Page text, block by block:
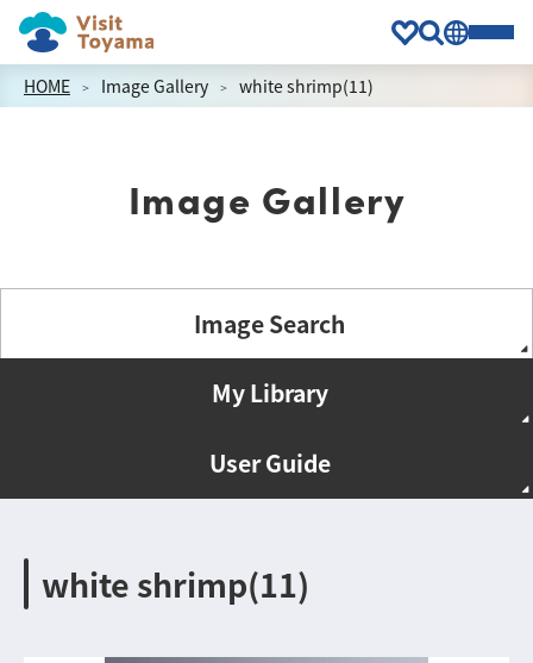
HOME Image Gallery white shrimp(11)
Image Gallery
Image Search
My Library
User Guide
white shrimp(11)